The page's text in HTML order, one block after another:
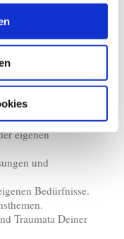
Ich noch in der
auch wenn Ich
inneren
sein, Starre,
Ebenen des
eigenen
und
Bedürfnisse.
Traumata Deiner